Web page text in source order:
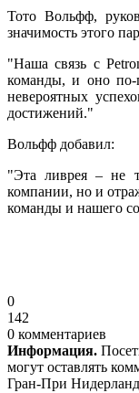
Тото Вольфф,
значимость этого
"Наша связь с
команды, и оно по-
невероятных
достижений."
Вольфф добавил:
"Эта ливрея – не
компании, но и
команды и нашего
0
142
0 комментариев
Информация.
могут оставлять
Гран-При